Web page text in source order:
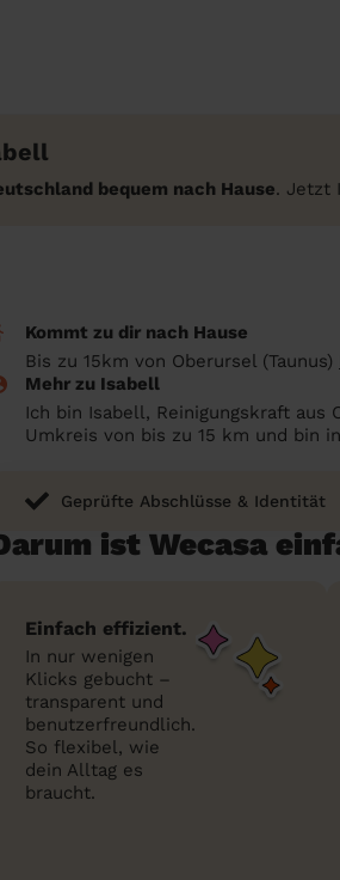
bequem nach Hause. Jetzt
Kommt zu dir nach Hause
Bis zu 15km von Oberursel (Taunus)
Mehr zu Isabell
Ich bin Isabell, Reinigungskraft aus
Umkreis von bis zu 15 km und bin
Geprüfte Abschlüsse & Identität
ist Wecasa
Einfach effizient.
In nur wenigen
Klicks gebucht –
transparent und
benutzerfreundlich.
So flexibel, wie
dein Alltag es
braucht.